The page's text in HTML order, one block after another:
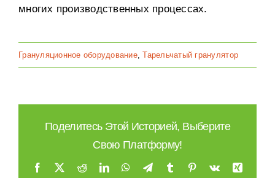
многих производственных процессах.
Грануляционное оборудование,Тарельчатый гранулятор
Поделитесь Этой Историей, Выберите
Свою Платформу!
Facebook RedditLinkedInWhatsApp
TelegramTumblr Pinterest
Vk
Xing